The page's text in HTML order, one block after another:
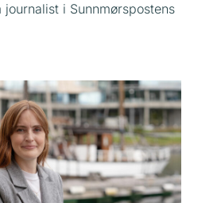
journalist i Sunnmørspostens